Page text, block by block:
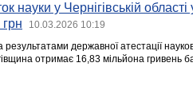
науки у Чернігівській
10.03.2026 10:19
результатами державної атестації
отримає 16,83 мільйона гривень